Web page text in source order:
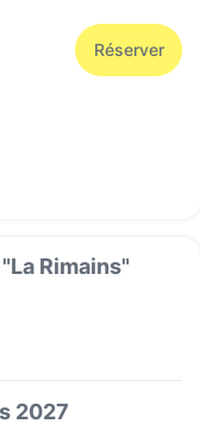
Réserver
Rimains"
2027